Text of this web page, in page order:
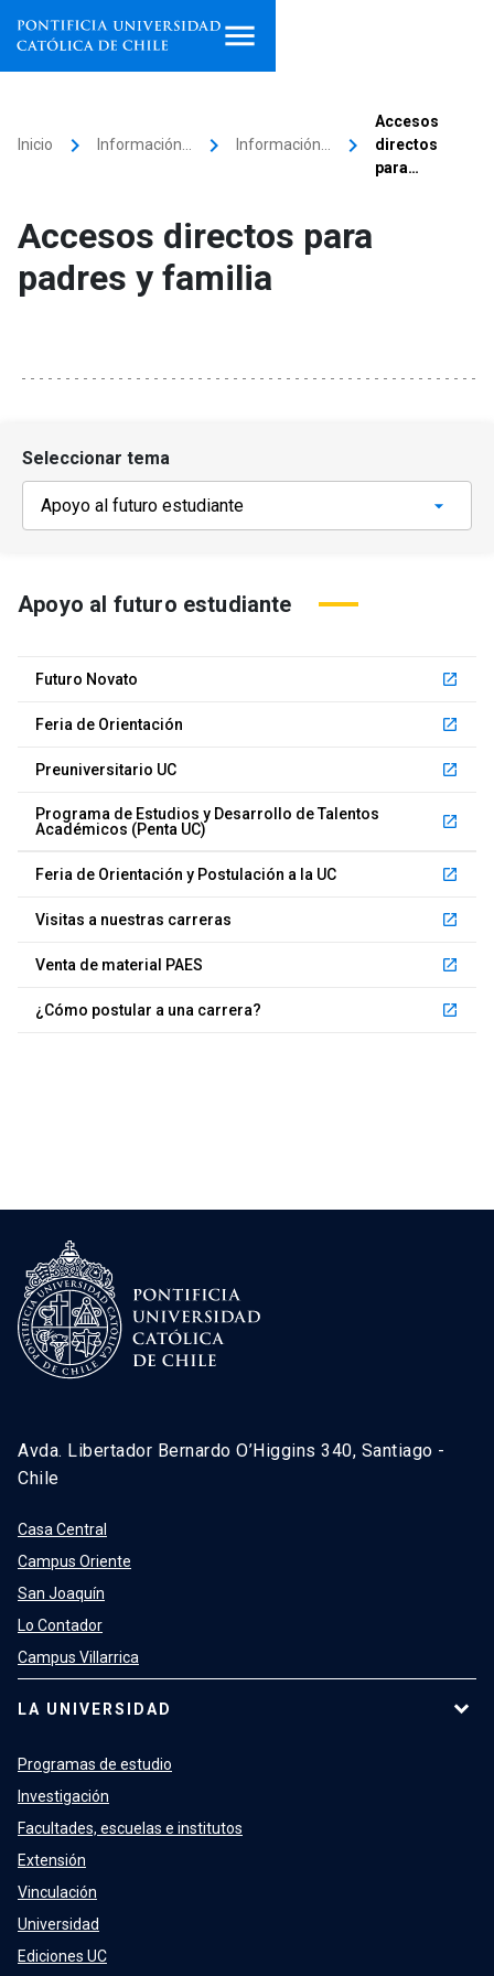
Programas de estudio
institutos
Investigación
Vinculación
Universidad
Futuros estudiantes
Estudiantes
Académicos
Personal
Alumni
Go to english site
ACCESOS DIRECTOS
Admisión launch
Mi Cuenta UC launch
Correo UC launch
Mi Portal UC launch
Medios Biblioteca launch
Donaciones launch
Inicio keyboard_arrow_right Información… keyboard_arrow_right Información… keyboard_arrow_right
Accesos
directos
para…
Accesos directos para
padres y familia
Seleccionar tema
Apoyo al futuro estudiante
Futuro Novato launch
Feria de Orientación launch
Preuniversitario UC launch
Programa de Estudios y Desarrollo de Talentos
Académicos (Penta UC)
launch
Feria de Orientación y Postulación a la UC launch
Visitas a nuestras carreras launch
Venta de material PAES launch
¿Cómo postular a una carrera? launch
Avda. Libertador Bernardo O’Higgins 340, Santiago -
Chile
Casa Central
Campus Oriente
San Joaquín
Lo Contador
Campus Villarrica
LA UNIVERSIDAD
Programas de estudio
Investigación
Facultades, escuelas e institutos
Extensión
Vinculación
Universidad
Ediciones UC